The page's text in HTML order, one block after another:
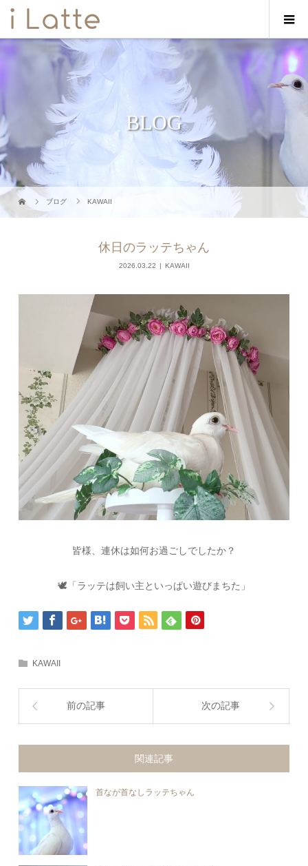
BLOG
ブログ KAWAII
休日のラッテちゃん
2026.03.22 KAWAII
皆様、連休は如何お過ごしでしたか？
🕊「ラッテは飼い主といっぱい遊びまちた」
KAWAII
前の記事 次の記事
関連記事
首なが首なしラッテちゃん